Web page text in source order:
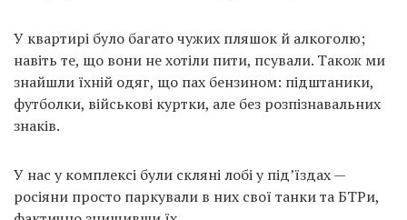
У квартирі було багато чужих пляшок й алкоголю;
навіть те, що вони не хотіли пити, псували. Також ми
знайшли їхній одяг, що пах бензином: підштаники,
футболки, військові куртки, але без розпізнавальних
знаків.
У нас у комплексі були скляні лобі у під’їздах —
росіяни просто паркували в них свої танки та БТРи,